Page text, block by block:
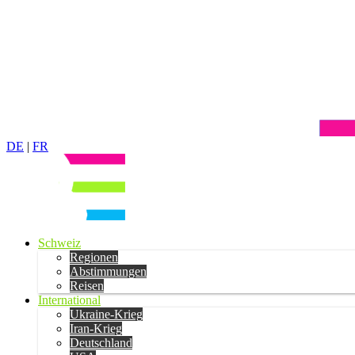
DE | FR
Schweiz
Regionen
Abstimmungen
Reisen
International
Ukraine-Krieg
Iran-Krieg
Deutschland